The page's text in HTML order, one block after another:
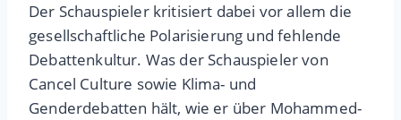
Der Schauspieler kritisiert dabei vor allem die
gesellschaftliche Polarisierung und fehlende
Debattenkultur. Was der Schauspieler von
Cancel Culture sowie Klima- und
Genderdebatten hält, wie er über Mohammed-